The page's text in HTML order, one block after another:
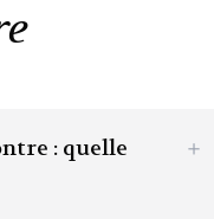
: quelle
＋